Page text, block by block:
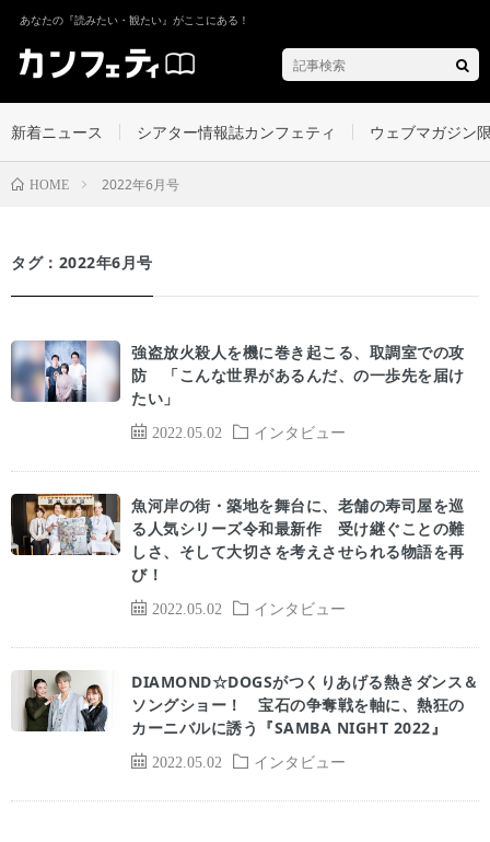
あなたの『読みたい・観たい』がここにある！
新着ニュース シアター情報誌カンフェティ ウェブマガジン
HOME 2022年6月号
タグ：2022年6月号
2022.05.02 インタビュー
強盗放火殺人を機に巻き起こる、取調室での攻
防 「こんな世界があるんだ、の一歩先を届け
たい」
2022.05.02 インタビュー
魚河岸の街・築地を舞台に、老舗の寿司屋を巡
る人気シリーズ令和最新作 受け継ぐことの難
しさ、そして大切さを考えさせられる物語を再
び！
2022.05.02 インタビュー
DIAMOND☆DOGSがつくりあげる熱きダンス＆
ソングショー！ 宝石の争奪戦を軸に、熱狂の
カーニバルに誘う『SAMBA NIGHT 2022』